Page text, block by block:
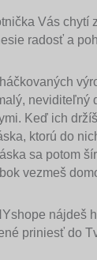
Vás chytí
radosť a
neviditeľný
Keď ich
ktorú do
sa potom
vezmeš
nájdeš
priniesť do